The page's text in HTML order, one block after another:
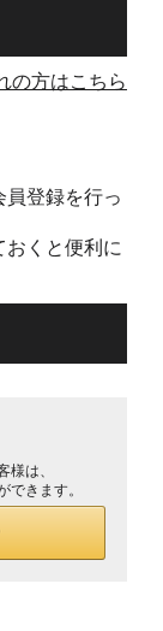
の方はこちら
登録を行っ
おくと便利に
は、
きます。